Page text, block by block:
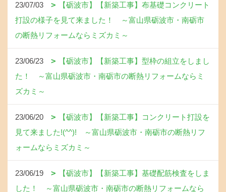
23/07/03
【砺波市】【新築工事】布基礎コンクリート
打設の様子を見て来ました！ ～富山県砺波市・南砺市
の断熱リフォームならミズカミ～
23/06/23
【砺波市】【新築工事】型枠の組立をしまし
た！ ～富山県砺波市・南砺市の断熱リフォームならミ
ズカミ～
23/06/20
【砺波市】【新築工事】コンクリート打設を
見て来ました!(^^)! ～富山県砺波市・南砺市の断熱リフ
ォームならミズカミ～
23/06/19
【砺波市】【新築工事】基礎配筋検査をしま
した！ ～富山県砺波市・南砺市の断熱リフォームなら